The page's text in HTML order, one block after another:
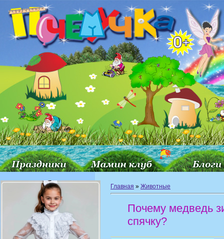
Главная » Животные
Почему медведь
спячку?